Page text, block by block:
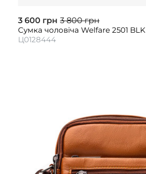
3 600 грн 3 800 грн
Сумка чоловіча Welfare 2501 BLK
Ц0128444